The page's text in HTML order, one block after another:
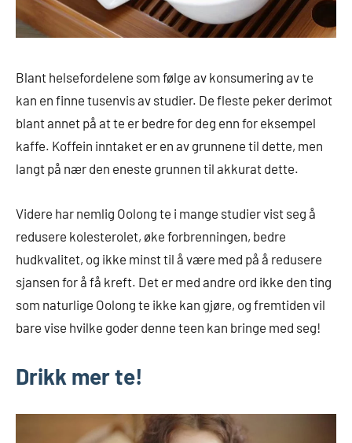
Blant helsefordelene som følge av konsumering av te
kan en finne tusenvis av studier. De fleste peker derimot
blant annet på at te er bedre for deg enn for eksempel
kaffe. Koffein inntaket er en av grunnene til dette, men
langt på nær den eneste grunnen til akkurat dette.
Videre har nemlig Oolong te i mange studier vist seg å
redusere kolesterolet, øke forbrenningen, bedre
hudkvalitet, og ikke minst til å være med på å redusere
sjansen for å få kreft. Det er med andre ord ikke den ting
som naturlige Oolong te ikke kan gjøre, og fremtiden vil
bare vise hvilke goder denne teen kan bringe med seg!
Drikk mer te!